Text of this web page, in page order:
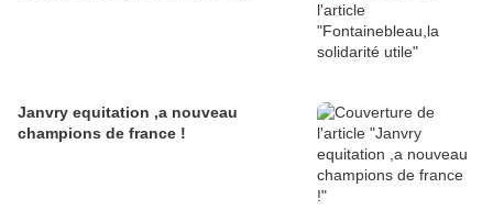
Janvry equitation ,a nouveau
champions de france !